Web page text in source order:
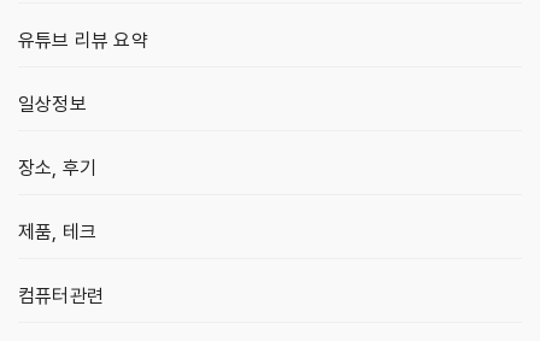
유튜브 리뷰 요약
일상정보
장소, 후기
제품, 테크
컴퓨터관련